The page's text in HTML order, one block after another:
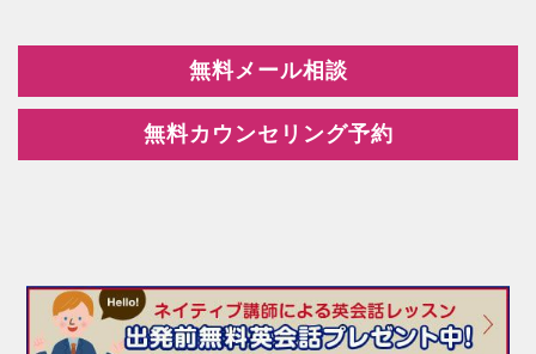
無料メール相談
無料カウンセリング予約